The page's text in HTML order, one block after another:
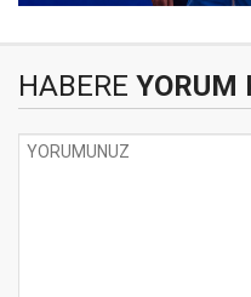
HABERE YORUM